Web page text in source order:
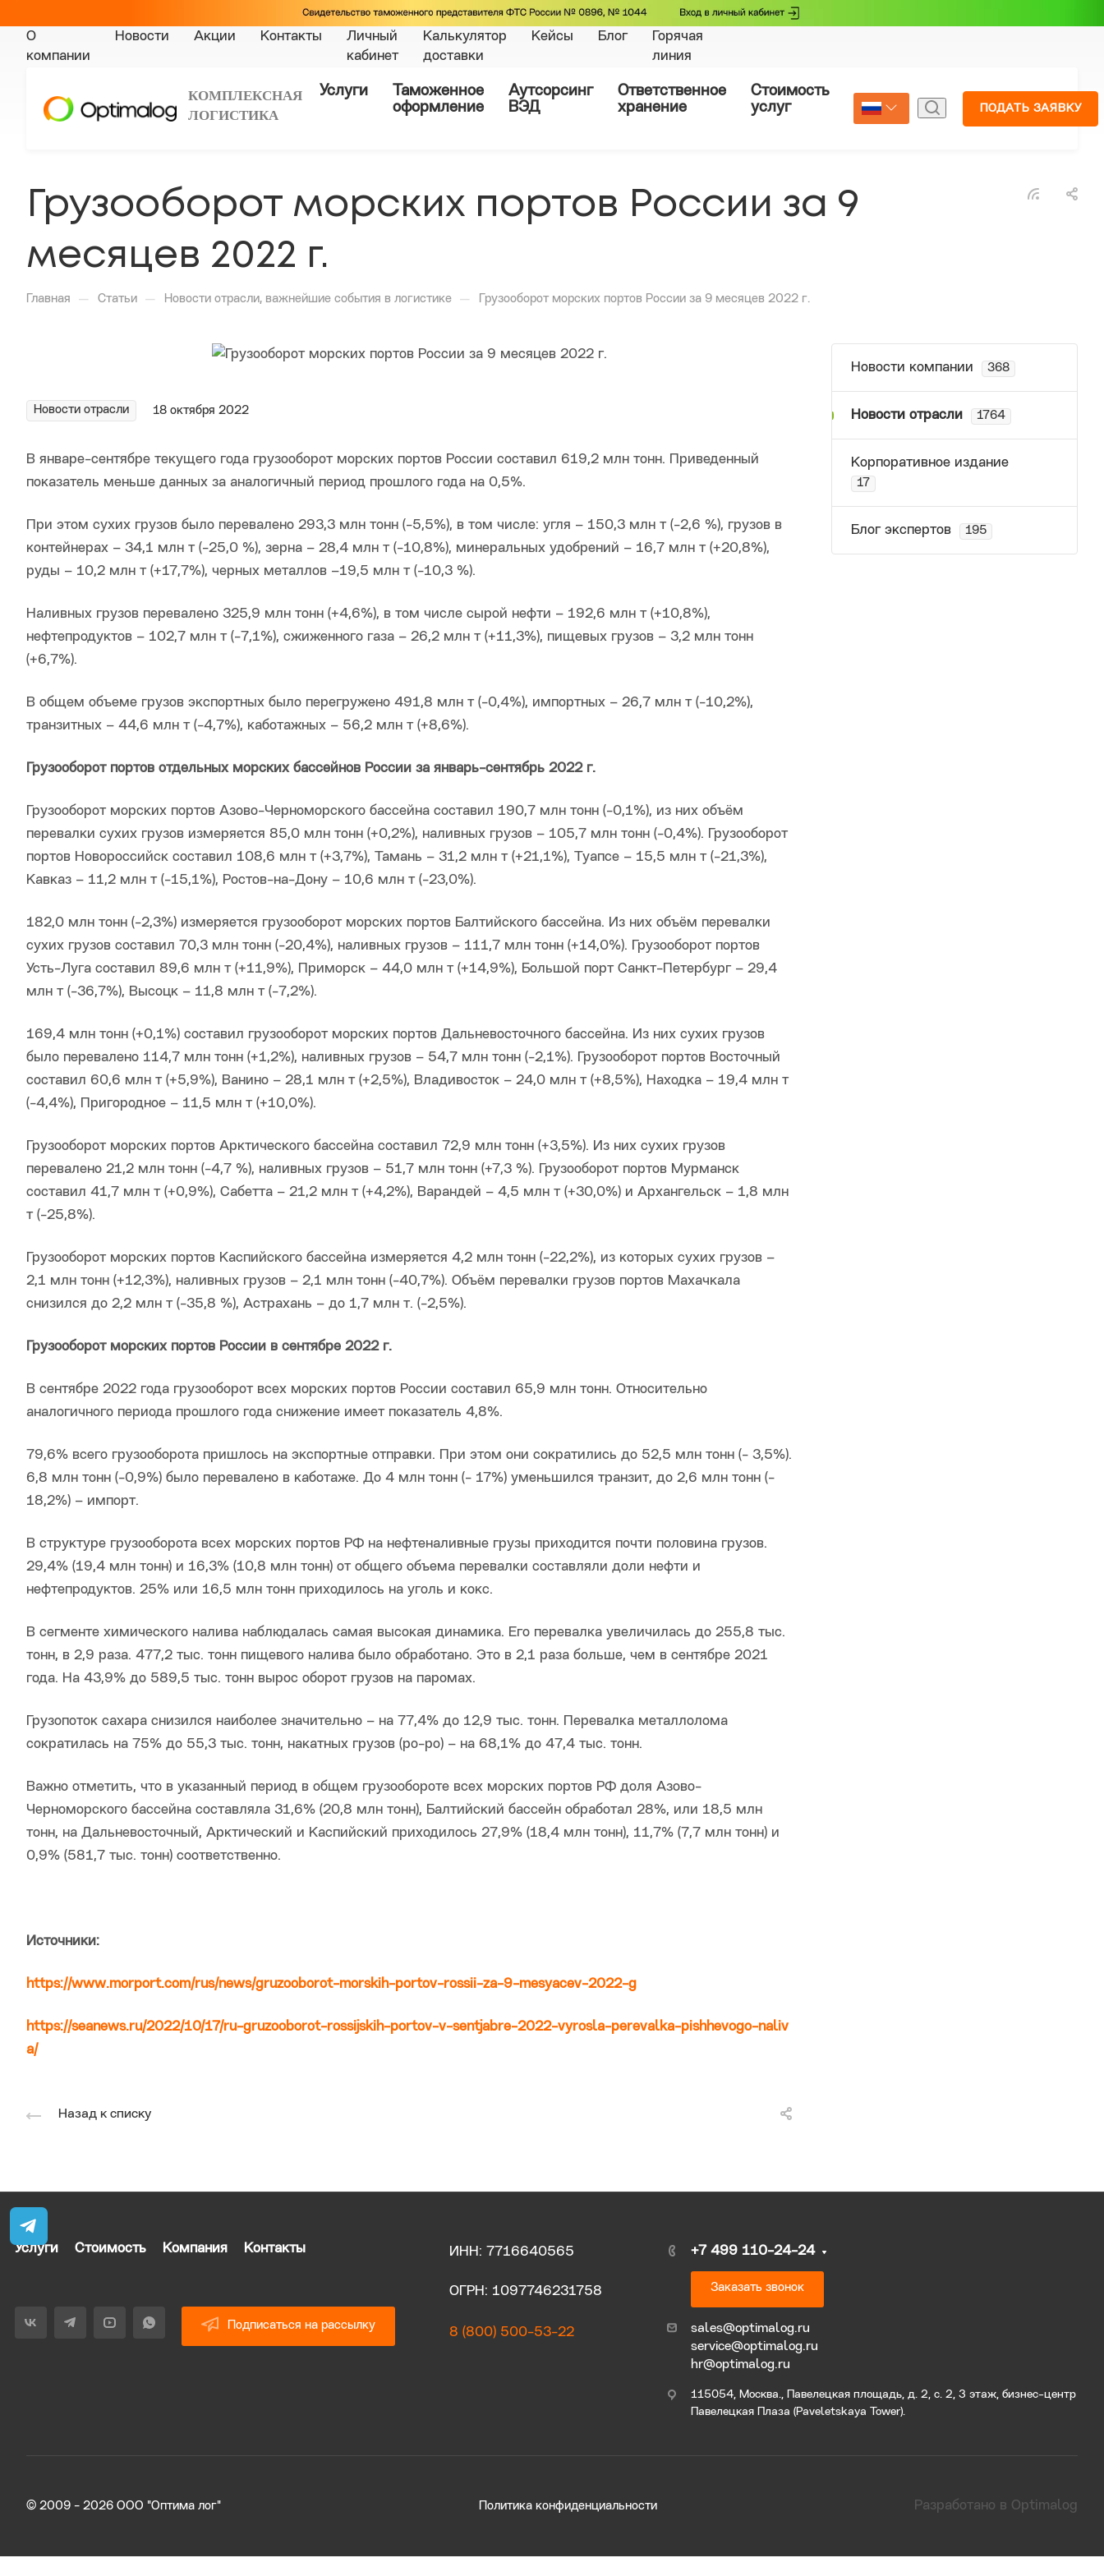
О
компании
Новости Акции Контакты
Личный
кабинет
Калькулятор
доставки
Кейсы Блог
Горячая
линия
КОМПЛЕКСНАЯ
ЛОГИСТИКА
Услуги
Таможенное
оформление
Аутсорсинг
ВЭД
Ответственное
хранение
Стоимость
услуг
Страхование
Select Language
ПОДАТЬ ЗАЯВКУ
Грузооборот морских портов России за 9
месяцев 2022 г.
Главная — Статьи — Новости отрасли, важнейшие события в логистике — Грузооборот морских портов России за 9 месяцев 2022 г.
Новости отрасли 18 октября 2022
В январе-сентябре текущего года грузооборот морских портов России составил 619,2 млн тонн. Приведенный
показатель меньше данных за аналогичный период прошлого года на 0,5%.
При этом сухих грузов было перевалено 293,3 млн тонн (-5,5%), в том числе: угля – 150,3 млн т (-2,6 %), грузов в
контейнерах – 34,1 млн т (-25,0 %), зерна – 28,4 млн т (-10,8%), минеральных удобрений – 16,7 млн т (+20,8%),
руды – 10,2 млн т (+17,7%), черных металлов –19,5 млн т (-10,3 %).
Наливных грузов перевалено 325,9 млн тонн (+4,6%), в том числе сырой нефти – 192,6 млн т (+10,8%),
нефтепродуктов – 102,7 млн т (-7,1%), сжиженного газа – 26,2 млн т (+11,3%), пищевых грузов – 3,2 млн тонн
(+6,7%).
В общем объеме грузов экспортных было перегружено 491,8 млн т (-0,4%), импортных – 26,7 млн т (-10,2%),
транзитных – 44,6 млн т (-4,7%), каботажных – 56,2 млн т (+8,6%).
Грузооборот портов отдельных морских бассейнов России за январь-сентябрь 2022 г.
Грузооборот морских портов Азово-Черноморского бассейна составил 190,7 млн тонн (-0,1%), из них объём
перевалки сухих грузов измеряется 85,0 млн тонн (+0,2%), наливных грузов – 105,7 млн тонн (-0,4%). Грузооборот
портов Новороссийск составил 108,6 млн т (+3,7%), Тамань – 31,2 млн т (+21,1%), Туапсе – 15,5 млн т (-21,3%),
Кавказ – 11,2 млн т (-15,1%), Ростов-на-Дону – 10,6 млн т (-23,0%).
182,0 млн тонн (-2,3%) измеряется грузооборот морских портов Балтийского бассейна. Из них объём перевалки
сухих грузов составил 70,3 млн тонн (-20,4%), наливных грузов – 111,7 млн тонн (+14,0%). Грузооборот портов
Усть-Луга составил 89,6 млн т (+11,9%), Приморск – 44,0 млн т (+14,9%), Большой порт Санкт-Петербург – 29,4
млн т (-36,7%), Высоцк – 11,8 млн т (-7,2%).
169,4 млн тонн (+0,1%) составил грузооборот морских портов Дальневосточного бассейна. Из них сухих грузов
было перевалено 114,7 млн тонн (+1,2%), наливных грузов – 54,7 млн тонн (-2,1%). Грузооборот портов Восточный
составил 60,6 млн т (+5,9%), Ванино – 28,1 млн т (+2,5%), Владивосток – 24,0 млн т (+8,5%), Находка – 19,4 млн т
(-4,4%), Пригородное – 11,5 млн т (+10,0%).
Грузооборот морских портов Арктического бассейна составил 72,9 млн тонн (+3,5%). Из них сухих грузов
перевалено 21,2 млн тонн (-4,7 %), наливных грузов – 51,7 млн тонн (+7,3 %). Грузооборот портов Мурманск
составил 41,7 млн т (+0,9%), Сабетта – 21,2 млн т (+4,2%), Варандей – 4,5 млн т (+30,0%) и Архангельск – 1,8 млн
т (-25,8%).
Грузооборот морских портов Каспийского бассейна измеряется 4,2 млн тонн (-22,2%), из которых сухих грузов –
2,1 млн тонн (+12,3%), наливных грузов – 2,1 млн тонн (-40,7%). Объём перевалки грузов портов Махачкала
снизился до 2,2 млн т (-35,8 %), Астрахань – до 1,7 млн т. (-2,5%).
Грузооборот морских портов России в сентябре 2022 г.
В сентябре 2022 года грузооборот всех морских портов России составил 65,9 млн тонн. Относительно
аналогичного периода прошлого года снижение имеет показатель 4,8%.
79,6% всего грузооборота пришлось на экспортные отправки. При этом они сократились до 52,5 млн тонн (- 3,5%).
6,8 млн тонн (-0,9%) было перевалено в каботаже. До 4 млн тонн (- 17%) уменьшился транзит, до 2,6 млн тонн (-
18,2%) – импорт.
В структуре грузооборота всех морских портов РФ на нефтеналивные грузы приходится почти половина грузов.
29,4% (19,4 млн тонн) и 16,3% (10,8 млн тонн) от общего объема перевалки составляли доли нефти и
нефтепродуктов. 25% или 16,5 млн тонн приходилось на уголь и кокс.
В сегменте химического налива наблюдалась самая высокая динамика. Его перевалка увеличилась до 255,8 тыс.
тонн, в 2,9 раза. 477,2 тыс. тонн пищевого налива было обработано. Это в 2,1 раза больше, чем в сентябре 2021
года. На 43,9% до 589,5 тыс. тонн вырос оборот грузов на паромах.
Грузопоток сахара снизился наиболее значительно – на 77,4% до 12,9 тыс. тонн. Перевалка металлолома
сократилась на 75% до 55,3 тыс. тонн, накатных грузов (ро-ро) – на 68,1% до 47,4 тыс. тонн.
Важно отметить, что в указанный период в общем грузообороте всех морских портов РФ доля Азово-
Черноморского бассейна составляла 31,6% (20,8 млн тонн), Балтийский бассейн обработал 28%, или 18,5 млн
тонн, на Дальневосточный, Арктический и Каспийский приходилось 27,9% (18,4 млн тонн), 11,7% (7,7 млн тонн) и
0,9% (581,7 тыс. тонн) соответственно.
Источники:
https://www.morport.com/rus/news/gruzooborot-morskih-portov-rossii-za-9-mesyacev-2022-g
https://seanews.ru/2022/10/17/ru-gruzooborot-rossijskih-portov-v-sentjabre-2022-vyrosla-perevalka-pishhevogo-naliv
a/
Назад к списку
Новости компании 368
Новости отрасли 1764
Корпоративное издание
17
Блог экспертов 195
Услуги Стоимость Компания Контакты
Подписаться на рассылку
ИНН: 7716640565
ОГРН: 1097746231758
8 (800) 500-53-22
+7 499 110-24-24
Заказать звонок
sales@optimalog.ru
service@optimalog.ru
hr@optimalog.ru
115054, Москва., Павелецкая площадь, д. 2, с. 2, 3 этаж, бизнес-центр
Павелецкая Плаза (Paveletskaya Tower).
© 2009 - 2026 ООО "Оптима лог" Политика конфиденциальности Разработано в Optimalog